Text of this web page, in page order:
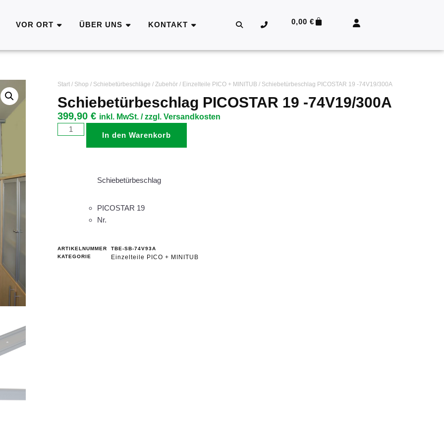
VOR ORT ÜBER UNS KONTAKT 0,00€
Start/ Shop / Schiebetürbeschläge / Zubehör/ Einzelteile PICO + MINITUB / Schiebetürbeschlag PICOSTAR 19 -74V19/300A
Schiebetürbeschlag PICOSTAR 19 -74V19/300A
399,90 € inkl. MwSt. / zzgl. Versandkosten
In den Warenkorb
Schiebetürbeschlag
PICOSTAR 19
Nr.
ARTIKELNUMMER
TBE-SB-74V93A
KATEGORIE
Einzelteile PICO + MINITUB